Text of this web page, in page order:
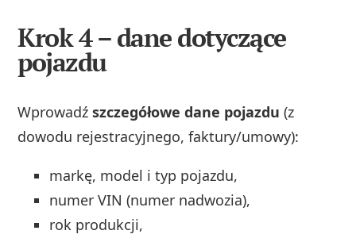
Krok 4 – dane dotyczące
pojazdu
Wprowadźszczegółowe dane pojazdu (z
dowodu rejestracyjnego, faktury/umowy):
markę, model i typ pojazdu,
numer VIN (numer nadwozia),
rok produkcji,